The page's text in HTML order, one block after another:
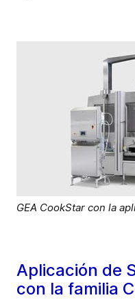
GEA CookStar con la
Aplicación de
con la familia